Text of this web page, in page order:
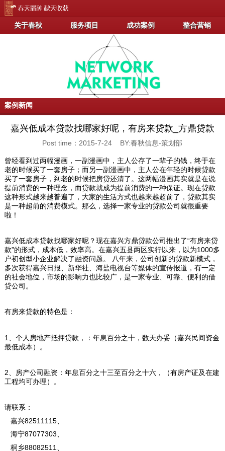
关于春秋 服务项目 成功案例 整合营销
案例新闻
嘉兴低成本贷款找哪家好呢，有房来贷款_方鼎贷款
Post time：2015-7-24 BY:春秋信息-策划部
曾经看到过两幅漫画，一副漫画中，主人公存了一辈子的钱，终于在
老的时候买了一套房子；而另一副漫画中，主人公在年轻的时候贷款
买了一套房子，到老的时候把房贷还清了。这两幅漫画其实就是在说
提前消费的一种理念，而贷款就成为提前消费的一种保证。现在贷款
这种形式越来越普遍了，大家的生活方式也越来越超前了，贷款其实
是一种超前的消费模式。那么，选择一家专业的贷款公司就很重要
啦！
嘉兴低成本贷款找哪家好呢？现在嘉兴方鼎贷款公司推出了“有房来贷
款”的形式，成本低，效率高。在嘉兴五县两区实行以来，以为1000多
户初创型小企业解决了融资问题。 八年来，公司创新的贷款新模式，
多次获得嘉兴日报、新华社、海盐电视台等媒体的宣传报道，有一定
的社会地位，市场的影响力也比较广，是一家专业、可靠、便利的借
贷公司。
有房来贷款的特色是：
1、个人房地产抵押贷款，：年息百分之十，数天办妥（嘉兴民间资金
最低成本）。
2、房产公司融资：年息百分之十三至百分之十六，（有房产证及在建
工程均可办理）。
请联系：
嘉兴82511115、
海宁87077303、
桐乡88082511、